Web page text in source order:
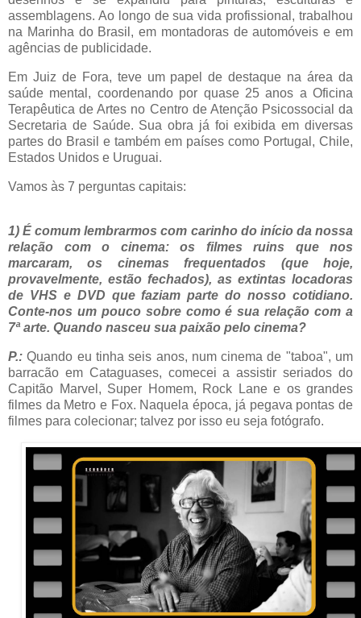
assemblagens. Ao longo de sua vida profissional, trabalhou
na Marinha do Brasil, em montadoras de automóveis e em
agências de publicidade.
Em Juiz de Fora, teve um papel de destaque na área da
saúde mental, coordenando por quase 25 anos a Oficina
Terapêutica de Artes no Centro de Atenção Psicossocial da
Secretaria de Saúde. Sua obra já foi exibida em diversas
partes do Brasil e também em países como Portugal, Chile,
Estados Unidos e Uruguai.
Vamos às 7 perguntas capitais:
1) É comum lembrarmos com carinho do início da nossa
relação com o cinema: os filmes ruins que nos
marcaram, os cinemas frequentados (que hoje,
provavelmente, estão fechados), as extintas locadoras
de VHS e DVD que faziam parte do nosso cotidiano.
Conte-nos um pouco sobre como é sua relação com a
7ª arte. Quando nasceu sua paixão pelo cinema?
P.: Quando eu tinha seis anos, num cinema de "taboa", um
barracão em Cataguases, comecei a assistir seriados do
Capitão Marvel, Super Homem, Rock Lane e os grandes
filmes da Metro e Fox. Naquela época, já pegava pontas de
filmes para colecionar; talvez por isso eu seja fotógrafo.